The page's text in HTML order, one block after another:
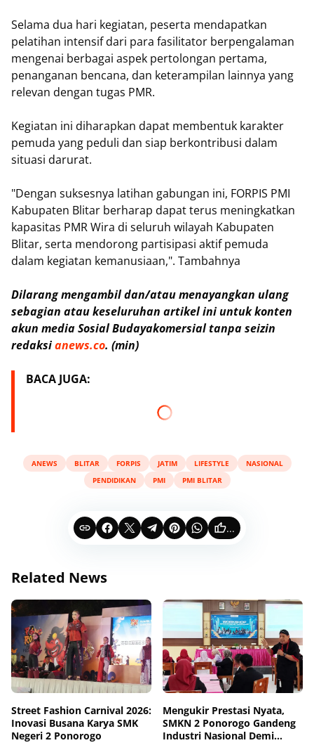
Selama dua hari kegiatan, peserta mendapatkan
pelatihan intensif dari para fasilitator berpengalaman
mengenai berbagai aspek pertolongan pertama,
penanganan bencana, dan keterampilan lainnya yang
relevan dengan tugas PMR.
Kegiatan ini diharapkan dapat membentuk karakter
pemuda yang peduli dan siap berkontribusi dalam
situasi darurat.
"Dengan suksesnya latihan gabungan ini, FORPIS PMI
Kabupaten Blitar berharap dapat terus meningkatkan
kapasitas PMR Wira di seluruh wilayah Kabupaten
Blitar, serta mendorong partisipasi aktif pemuda
dalam kegiatan kemanusiaan,". Tambahnya
Dilarang mengambil dan/atau menayangkan ulang
sebagian atau keseluruhan artikel ini untuk konten
akun media Sosial Budayakomersial tanpa seizin
redaksianews.co. (min)
BACA JUGA:
ANEWS BLITAR FORPIS JATIM LIFESTYLE
NASIONAL
PENDIDIKAN
PMI PMI BLITAR
...
Related News
Street Fashion Carnival 2026:
Inovasi Busana Karya SMK
Negeri 2 Ponorogo
Mengukir Prestasi Nyata,
SMKN 2 Ponorogo Gandeng
Industri Nasional Demi